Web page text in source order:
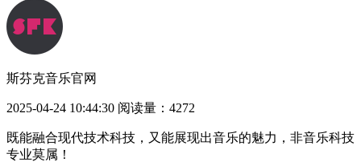
斯芬克音乐官网
2025-04-24 10:44:30 阅读量：4272
既能融合现代技术科技，又能展现出音乐的魅力，非音乐科技
专业莫属！